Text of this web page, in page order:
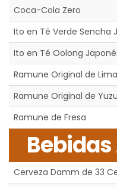
Coca-Cola Zero
Ito en Té Verde Sencha
Ito en Té Oolong
Ramune Original de Lima
Ramune Original de Yuzu
Ramune de Fresa
Cerveza Damm de 33